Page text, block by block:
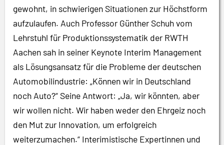
gewohnt, in schwierigen Situationen zur Höchstform
aufzulaufen. Auch Professor Günther Schuh vom
Lehrstuhl für Produktionssystematik der RWTH
Aachen sah in seiner Keynote Interim Management
als Lösungsansatz für die Probleme der deutschen
Automobilindustrie: „Können wir in Deutschland
noch Auto?“ Seine Antwort: „Ja, wir könnten, aber
wir wollen nicht. Wir haben weder den Ehrgeiz noch
den Mut zur Innovation, um erfolgreich
weiterzumachen.“ Interimistische Expertinnen und